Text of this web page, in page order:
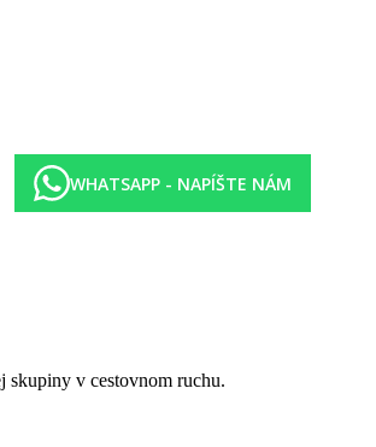
WHATSAPP - NAPÍŠTE NÁM
skupiny v cestovnom ruchu.